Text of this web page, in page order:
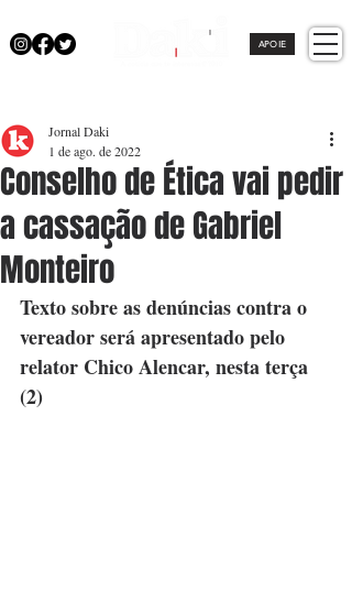
APOIE
Conselho de Ética vai pedir
a cassação de Gabriel
Monteiro
Jornal Daki
1 de ago. de 2022
Texto sobre as denúncias contra o
vereador será apresentado pelo
relator Chico Alencar, nesta terça
(2)